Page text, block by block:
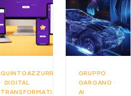
QUINTOAZZURRA
· DIGITAL
TRANSFORMATION
GRUPPO
GARGANO ·
AI